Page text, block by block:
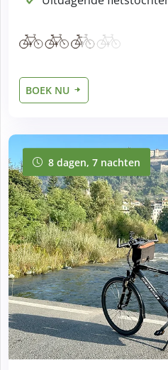
BOEK NU
8 dagen, 7 nachten
8 dagen, 7 nachten